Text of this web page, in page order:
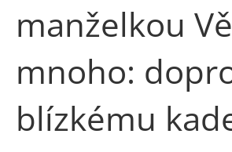
manželkou
mnoho:
blízkému